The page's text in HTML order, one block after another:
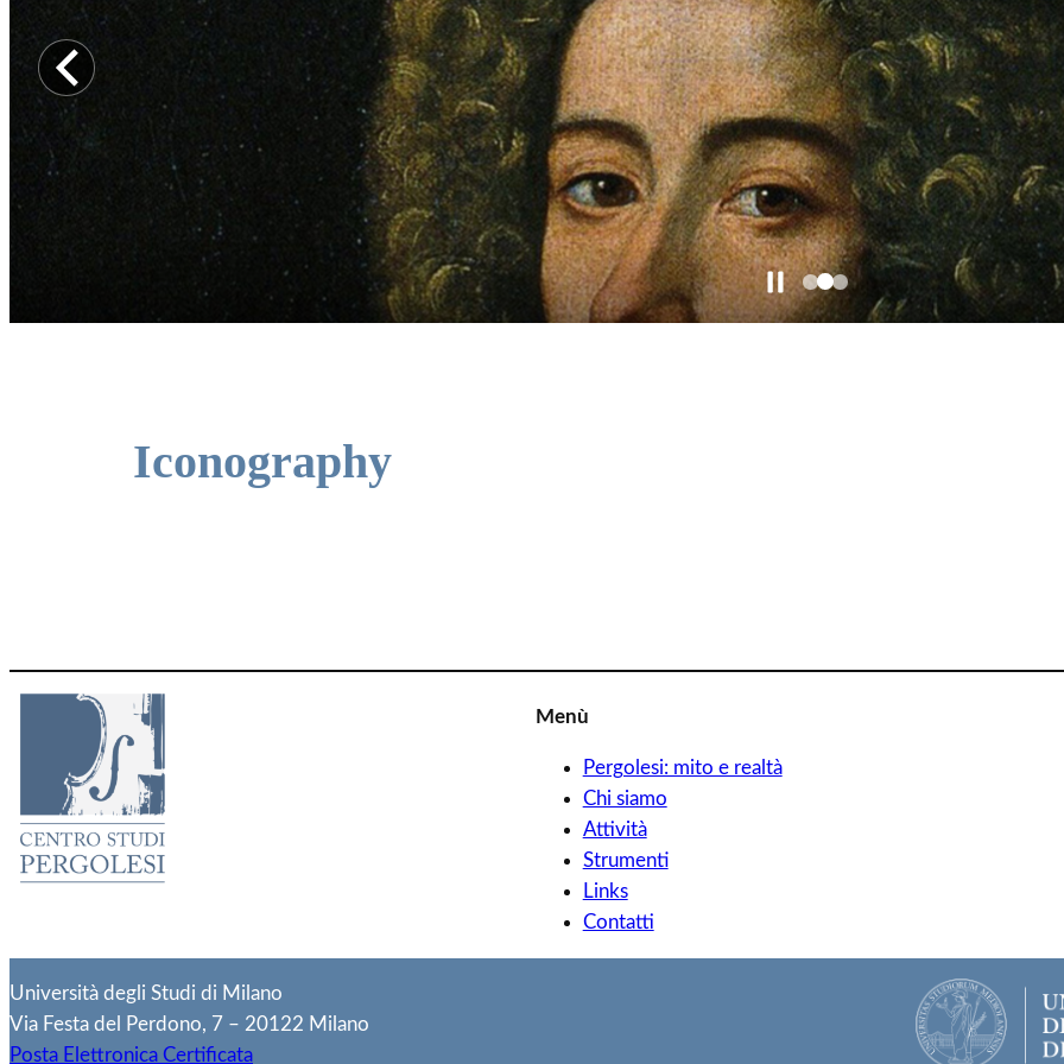
Immagine precedente
Iconography
Menù
Pergolesi: mito e realtà
Chi siamo
Attività
Strumenti
Links
Contatti
Università degli Studi di Milano
Via Festa del Perdono, 7 – 20122 Milano
Posta Elettronica Certificata